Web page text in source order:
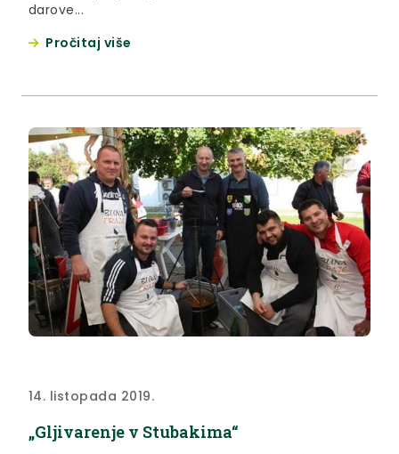
darove...
Pročitaj više
14. listopada 2019.
„Gljivarenje v Stubakima“